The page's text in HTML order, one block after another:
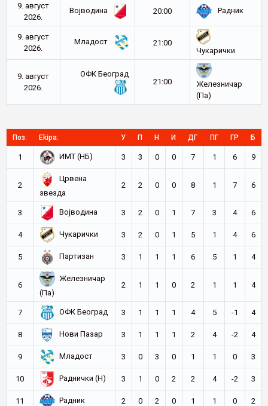
9. август
2026.
Војводина 20:00 Радник
9. август
2026.
Младост
21:00
Чукарички
9. август
2026.
ОФК Београд
21:00
Железничар
(Па)
Поз: Ekipa: У П Н И ДГ ПГ ГР Б
1 ИМТ (НБ) 3 3 0 0 7 1 6 9
2
Црвена
звезда
2 2 0 0 8 1 7 6
3 Војводина 3 2 0 1 7 3 4 6
4 Чукарички 3 2 0 1 5 1 4 6
5 Партизан 3 1 1 1 6 5 1 4
6
Железничар
(Па)
2 1 1 0 2 1 1 4
7 ОФК Београд 3 1 1 1 4 5 -1 4
8 Нови Пазар 3 1 1 1 2 4 -2 4
9 Младост 3 0 3 0 1 1 0 3
10 Раднички (Н) 3 1 0 2 2 4 -2 3
11 Радник 2 0 2 0 1 1 0 2